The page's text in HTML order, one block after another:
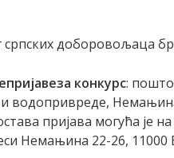
доборовољаца
епријавеза конкурс:
водопривреде,
пријава могућа је
Немањина 22-26, 11000